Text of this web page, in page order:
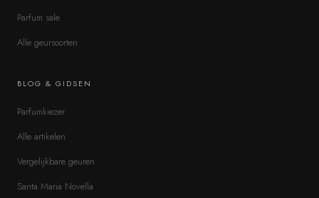
Parfum sale
Alle geursoorten
BLOG & GIDSEN
Parfumkiezer
Alle artikelen
Vergelijkbare geuren
Santa Maria Novella